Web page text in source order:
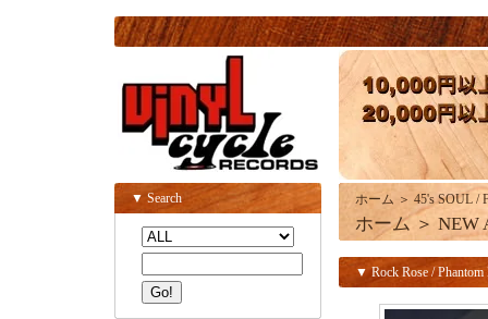
▼ Search ホーム ＞ 45's SOUL /
ホーム ＞ NEW
▼ Rock Rose /